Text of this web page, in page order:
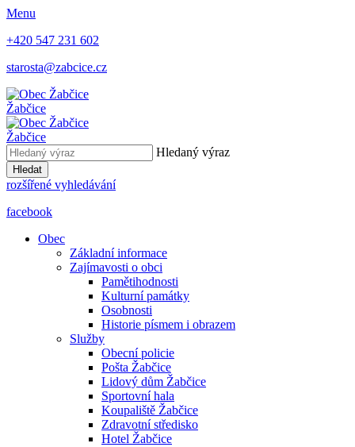
Menu
+420 547 231 602
starosta@zabcice.cz
Žabčice
Žabčice
Hledaný výraz
Hledat
rozšířené vyhledávání
facebook
Obec
Základní informace
Zajímavosti o obci
Pamětihodnosti
Kulturní památky
Osobnosti
Historie písmem i obrazem
Služby
Obecní policie
Pošta Žabčice
Lidový dům Žabčice
Sportovní hala
Koupaliště Žabčice
Zdravotní středisko
Hotel Žabčice